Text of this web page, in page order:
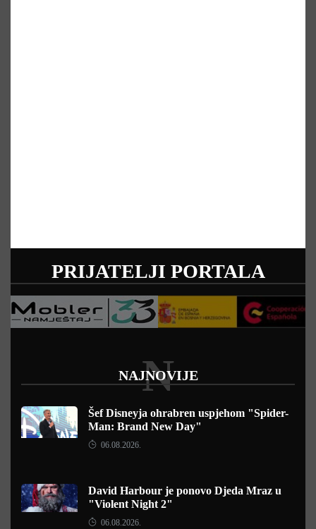
PRIJATELJI PORTALA
NAJNOVIJE
N
Šef Disneyja ohrabren uspjehom "Spider-
Man: Brand New Day"
06.08.2026.
David Harbour je ponovo Djeda Mraz u
"Violent Night 2"
06.08.2026.